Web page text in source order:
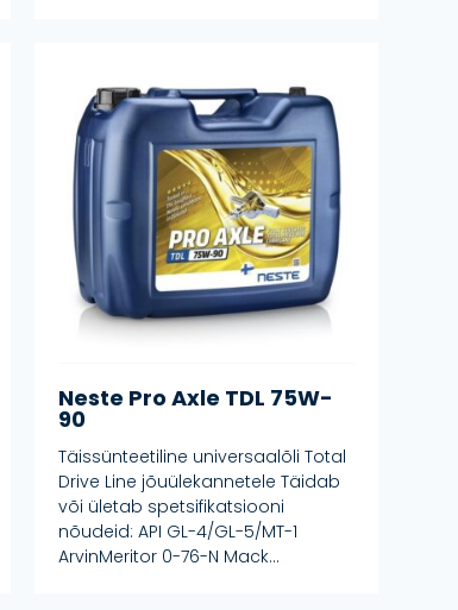
Neste Pro Axle TDL 75W-
90
Täissünteetiline universaalõli Total
Drive Line jõuülekannetele Täidab
või ületab spetsifikatsiooni
nõudeid: API GL-4/GL-5/MT-1
ArvinMeritor 0-76-N Mack...